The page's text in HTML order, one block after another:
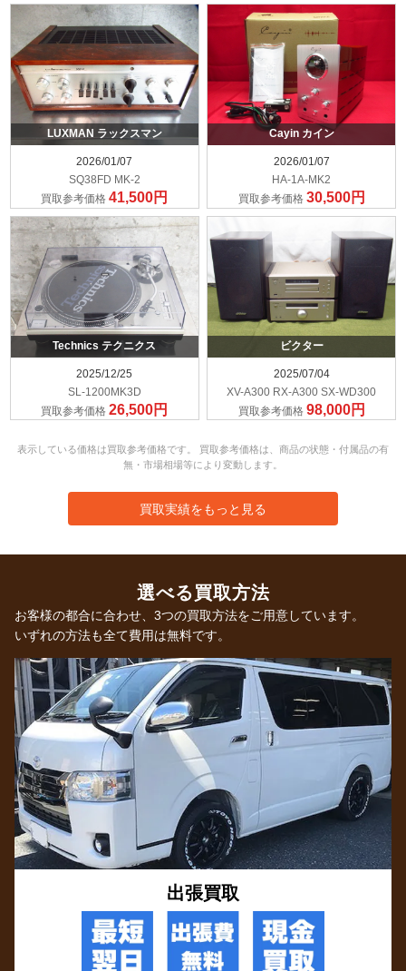
LUXMAN ラックスマン
2026/01/07
SQ38FD MK-2
買取参考価格41,500円
Cayin カイン
2026/01/07
HA-1A-MK2
買取参考価格 30,500円
Technics テクニクス
2025/12/25
SL-1200MK3D
買取参考価格26,500円
ビクター
2025/07/04
XV-A300 RX-A300 SX-WD300
買取参考価格 98,000円
表示している価格は買取参考価格です。 買取参考価格は、商品の状態・付属品の有
無・市場相場等により変動します。
買取実績をもっと見る
選べる買取方法
お客様の都合に合わせ、3つの買取方法をご用意しています。
いずれの方法も全て費用は無料です。
出張買取